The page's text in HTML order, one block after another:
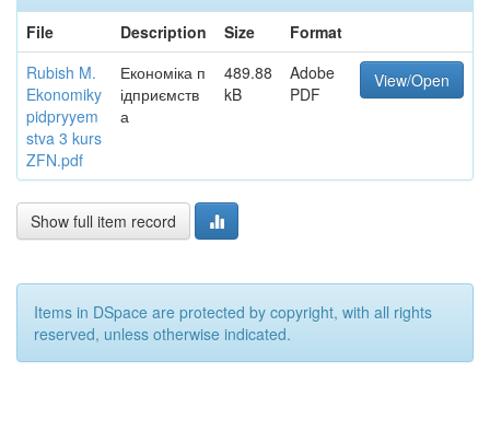
File
Description Size
Format
Rubish M.
Ekonomiky
pidpryyem
stva 3 kurs
ZFN.pdf
Економіка п
ідприємств
а
489.88
kB
Adobe
PDF
View/Open
Show full item record
Items in DSpace are protected by copyright, with all rights
reserved, unless otherwise indicated.